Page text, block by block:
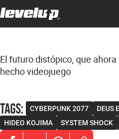
El futuro distópico, que
hecho videojuego
Tags: CYBERPUNK 2077 DEUS
HIDEO KOJIMA
SYSTEM SHOCK